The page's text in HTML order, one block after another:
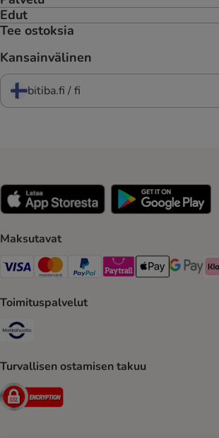
Edut
Tee ostoksia
Kansainvälinen
bitiba.fi / fi
Maksutavat
VISA Payment Method
Mastercard Payment Method
Paypal Payment Method
Paytrail Payment Method
Apple PayGoogle
Toimituspalvelut
Turvallisen ostamisen takuu
Security